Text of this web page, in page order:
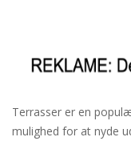
Terrasser er en
mulighed for at nyde